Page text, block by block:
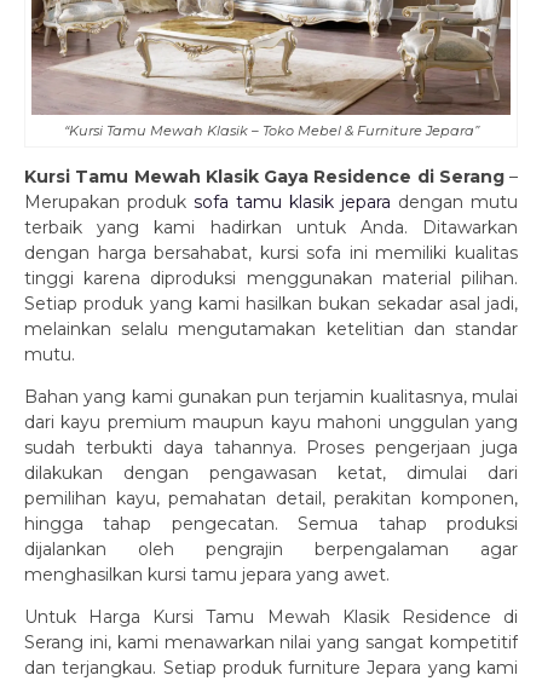
“Kursi Tamu Mewah Klasik – Toko Mebel & Furniture Jepara”
Kursi Tamu Mewah Klasik Gaya Residence di Serang –
Merupakan produk sofa tamu klasik jepara dengan mutu
terbaik yang kami hadirkan untuk Anda. Ditawarkan
dengan harga bersahabat, kursi sofa ini memiliki kualitas
tinggi karena diproduksi menggunakan material pilihan.
Setiap produk yang kami hasilkan bukan sekadar asal jadi,
melainkan selalu mengutamakan ketelitian dan standar
mutu.
Bahan yang kami gunakan pun terjamin kualitasnya, mulai
dari kayu premium maupun kayu mahoni unggulan yang
sudah terbukti daya tahannya. Proses pengerjaan juga
dilakukan dengan pengawasan ketat, dimulai dari
pemilihan kayu, pemahatan detail, perakitan komponen,
hingga tahap pengecatan. Semua tahap produksi
dijalankan oleh pengrajin berpengalaman agar
menghasilkan kursi tamu jepara yang awet.
Untuk Harga Kursi Tamu Mewah Klasik Residence di
Serang ini, kami menawarkan nilai yang sangat kompetitif
dan terjangkau. Setiap produk furniture Jepara yang kami